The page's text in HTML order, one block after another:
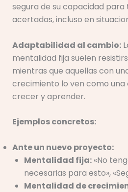
segura de su capacidad para
acertadas, incluso en
Adaptabilidad al cambio:
mentalidad fija suelen
mientras que aquellas con
crecimiento lo ven como
crecer y aprender.
Ejemplos concretos:
Ante un nuevo proyecto:
Mentalidad fija:«No
necesarias para esto»,
Mentalidad de